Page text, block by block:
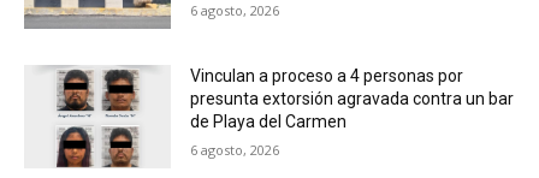
6 agosto, 2026
Vinculan a proceso a 4 personas por
presunta extorsión agravada contra un bar
de Playa del Carmen
6 agosto, 2026